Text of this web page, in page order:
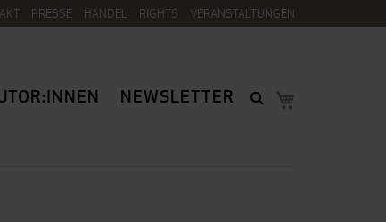
PRESSE HANDEL RIGHTS VERANSTALTUNGEN
NEWSLETTER